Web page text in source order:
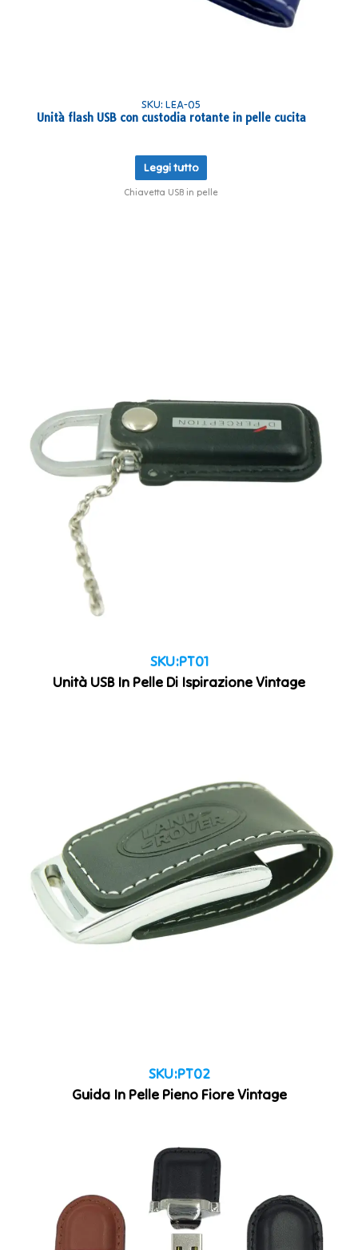
SKU: LEA-05
Unità flash USB con custodia rotante in pelle cucita
Leggi tutto
Chiavetta USB in pelle
SKU:PT01
Unità USB In Pelle Di Ispirazione Vintage
SKU:PT02
Guida In Pelle Pieno Fiore Vintage